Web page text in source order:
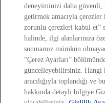
Site PolitikasıKişisel Veri
Kişisel Verilerin
Yakıt Ekonomisi Ve
Web Sitesi Erişilebilirlik
Her hakkı saklıdır. ©
deneyiminizi daha güvenli,
getirmek amacıyla çerezler
zorunlu çerezleri kabul et”
halinde, ilgi alanlarınıza
sunmamız mümkün
“Çerez Ayarları”
güncelleyebilirsiniz. Hangi
aracılığıyla toplandığı ve
hakkında detaylı bilgiye